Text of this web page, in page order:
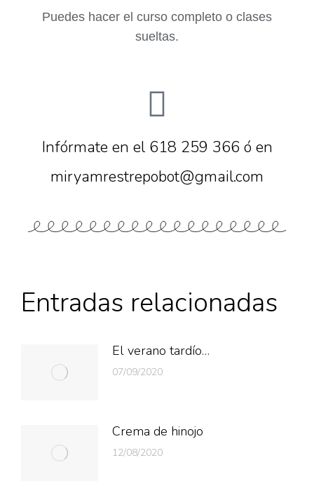
Puedes hacer el curso completo o clases
sueltas.
Infórmate en el 618 259 366 ó en
miryamrestrepobot@gmail.com
Entradas relacionadas
El verano tardío…
07/09/2020
Crema de hinojo
12/08/2020